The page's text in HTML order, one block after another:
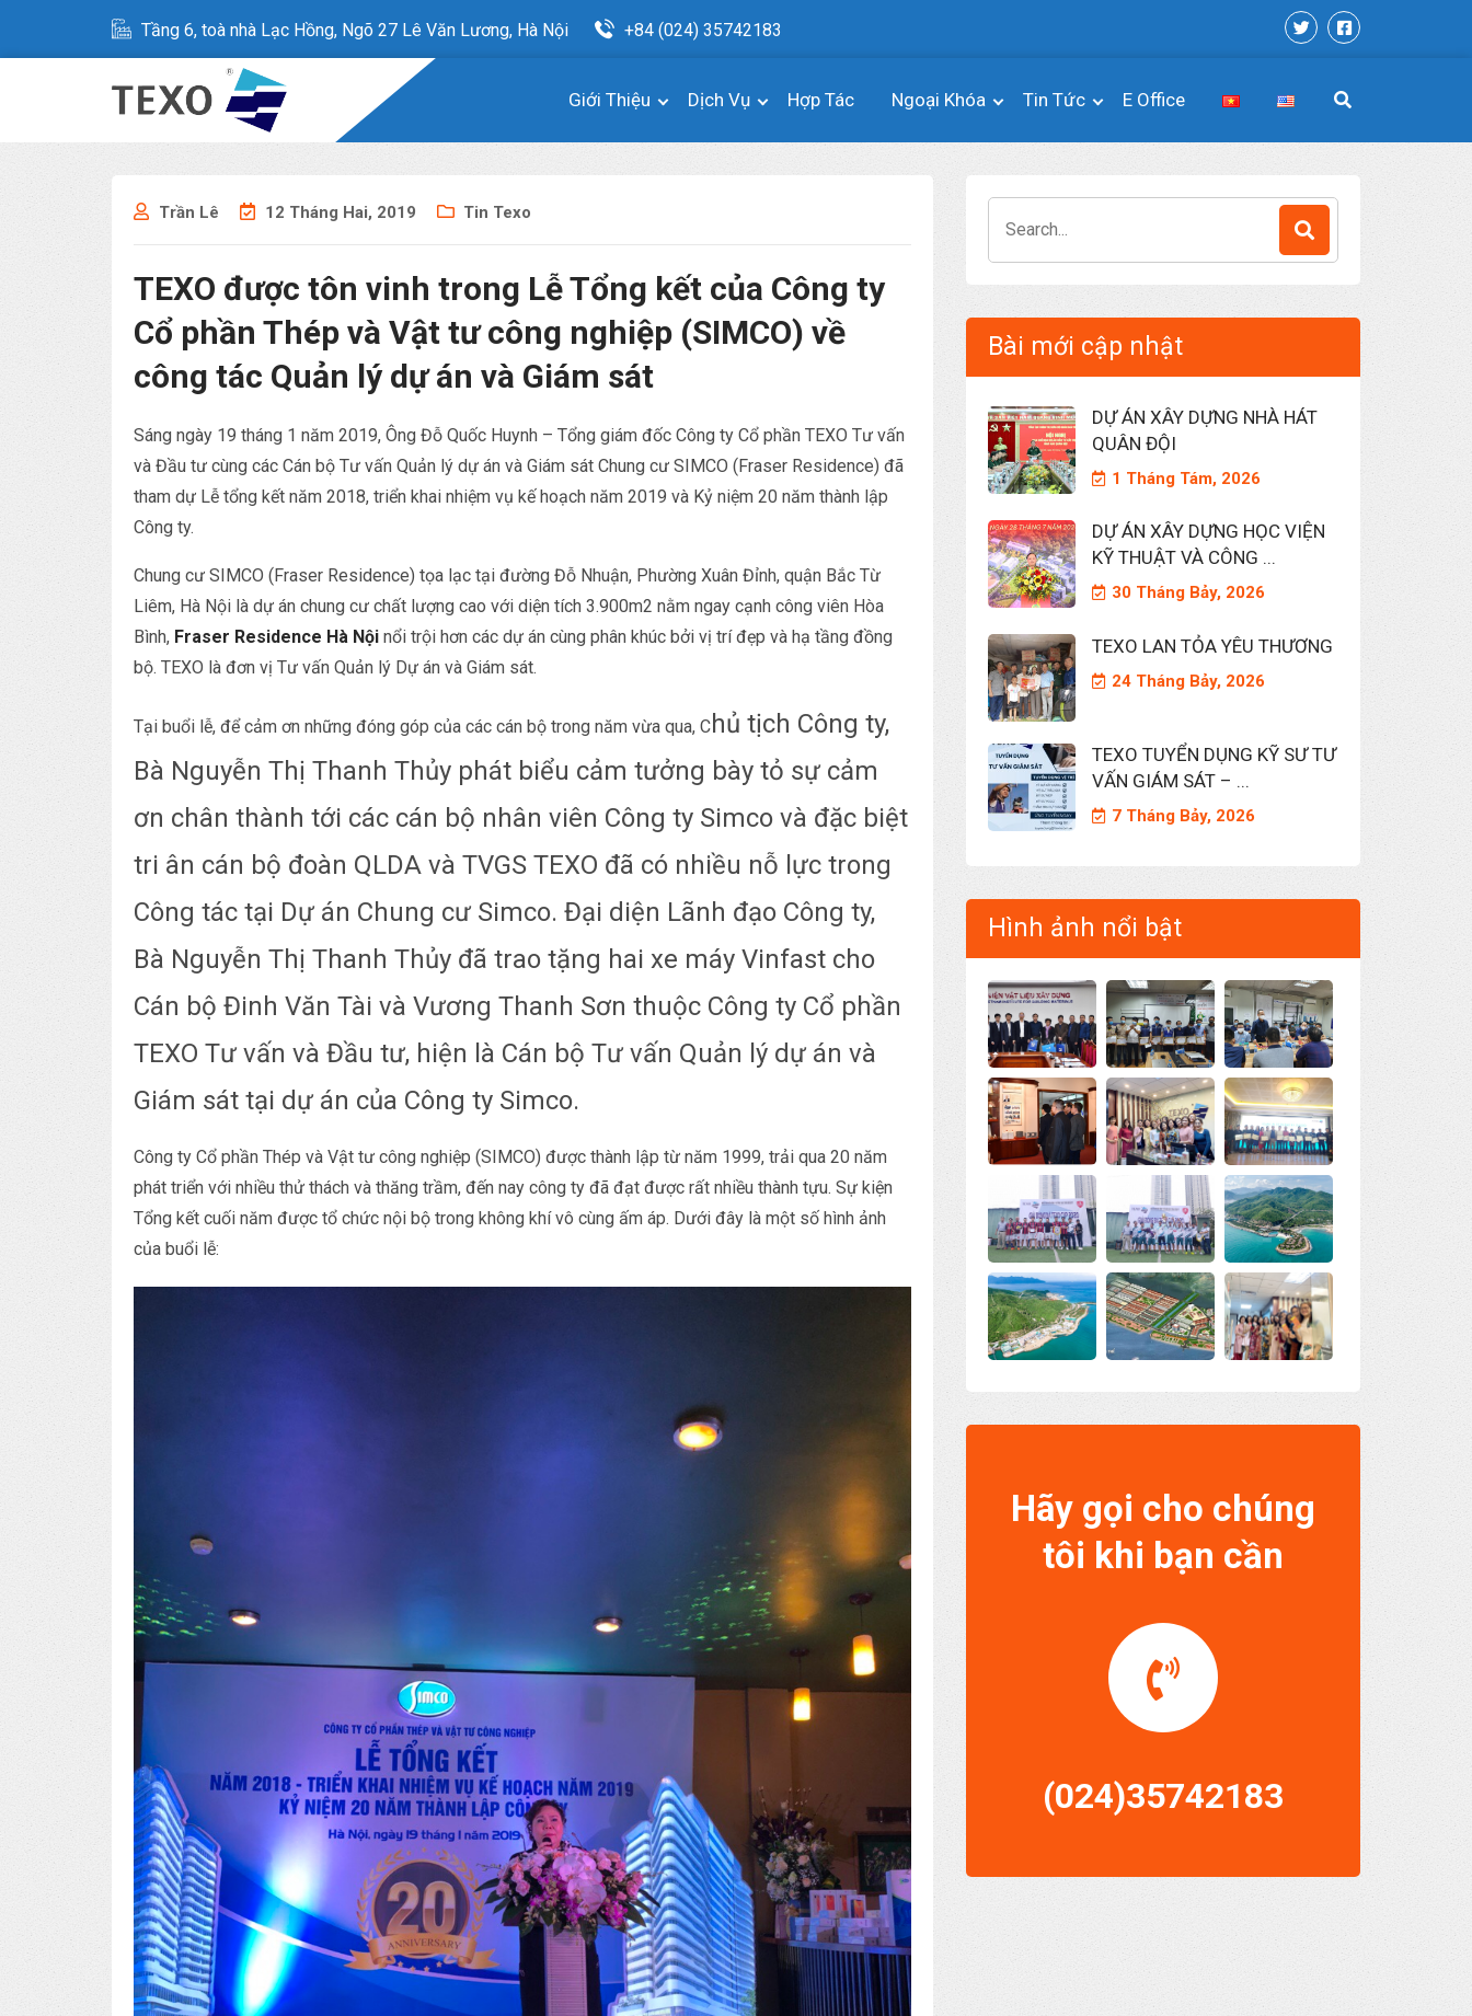
Tầng 6, toà nhà Lạc Hồng, Ngõ 27 Lê Văn Lương, Hà Nội +84 (024) 35742183
Giới Thiệu Dịch Vụ Hợp Tác Ngoại Khóa Tin Tức E Office
Trần Lê 12 Tháng Hai, 2019 Tin Texo
TEXO được tôn vinh trong Lễ Tổng kết của Công ty
Cổ phần Thép và Vật tư công nghiệp (SIMCO) về
công tác Quản lý dự án và Giám sát
Sáng ngày 19 tháng 1 năm 2019, Ông Đỗ Quốc Huynh – Tổng giám đốc Công ty Cổ phần TEXO Tư vấn
và Đầu tư cùng các Cán bộ Tư vấn Quản lý dự án và Giám sát Chung cư SIMCO (Fraser Residence) đã
tham dự Lễ tổng kết năm 2018, triển khai nhiệm vụ kế hoạch năm 2019 và Kỷ niệm 20 năm thành lập
Công ty.
Chung cư SIMCO (Fraser Residence) tọa lạc tại đường Đỗ Nhuận, Phường Xuân Đỉnh, quận Bắc Từ
Liêm, Hà Nội là dự án chung cư chất lượng cao với diện tích 3.900m2 nằm ngay cạnh công viên Hòa
Bình, Fraser Residence Hà Nội nổi trội hơn các dự án cùng phân khúc bởi vị trí đẹp và hạ tầng đồng
bộ. TEXO là đơn vị Tư vấn Quản lý Dự án và Giám sát.
Tại buổi lễ, để cảm ơn những đóng góp của các cán bộ trong năm vừa qua, C hủ tịch Công ty,
Bà Nguyễn Thị Thanh Thủy phát biểu cảm tưởng bày tỏ sự cảm
ơn chân thành tới các cán bộ nhân viên Công ty Simco và đặc biệt
tri ân cán bộ đoàn QLDA và TVGS TEXO đã có nhiều nỗ lực trong
Công tác tại Dự án Chung cư Simco. Đại diện Lãnh đạo Công ty,
Bà Nguyễn Thị Thanh Thủy đã trao tặng hai xe máy Vinfast cho
Cán bộ Đinh Văn Tài và Vương Thanh Sơn thuộc Công ty Cổ phần
TEXO Tư vấn và Đầu tư, hiện là Cán bộ Tư vấn Quản lý dự án và
Giám sát tại dự án của Công ty Simco.
Công ty Cổ phần Thép và Vật tư công nghiệp (SIMCO) được thành lập từ năm 1999, trải qua 20 năm
phát triển với nhiều thử thách và thăng trầm, đến nay công ty đã đạt được rất nhiều thành tựu. Sự kiện
Tổng kết cuối năm được tổ chức nội bộ trong không khí vô cùng ấm áp. Dưới đây là một số hình ảnh
của buổi lễ:
for:
Bài mới cập nhật
DỰ ÁN XÂY DỰNG NHÀ HÁT
QUÂN ĐỘI
1 Tháng Tám, 2026
DỰ ÁN XÂY DỰNG HỌC VIỆN
KỸ THUẬT VÀ CÔNG ...
30 Tháng Bảy, 2026
TEXO LAN TỎA YÊU THƯƠNG
24 Tháng Bảy, 2026
TEXO TUYỂN DỤNG KỸ SƯ TƯ
VẤN GIÁM SÁT – ...
7 Tháng Bảy, 2026
Hình ảnh nổi bật
Hãy gọi cho chúng
tôi khi bạn cần
(024)35742183